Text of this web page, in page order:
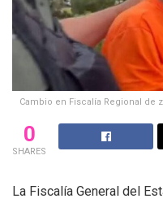
Cambio en Fiscalía Regional de
0
SHARES
La Fiscalía General del